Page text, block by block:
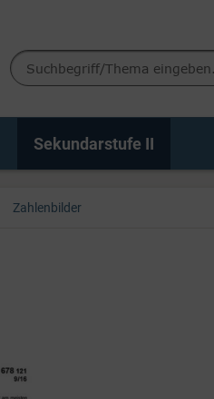
Sekundarstufe II
Zahlenbilder